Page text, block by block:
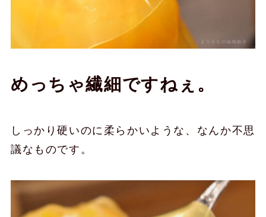
めっちゃ繊細ですねぇ。
しっかり硬いのに柔らかいような、なんか不思
議なものです。